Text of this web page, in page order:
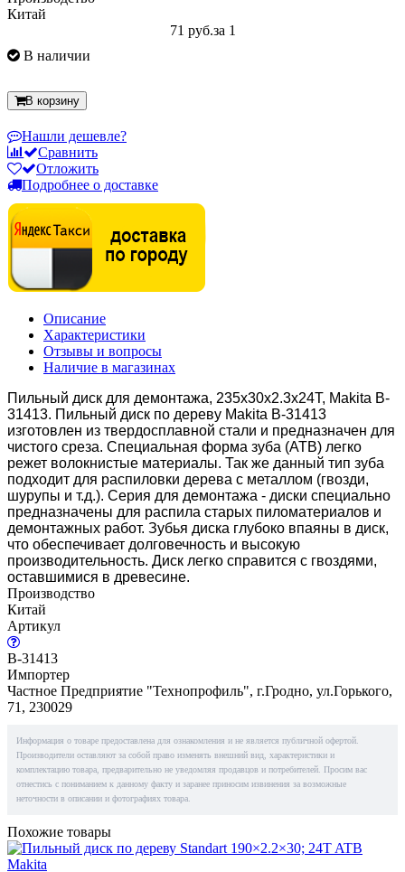
Китай
71 руб.за 1
В наличии
В корзину
Нашли дешевле?
Сравнить
Отложить
Подробнее о доставке
Описание
Характеристики
Отзывы и вопросы
Наличие в магазинах
Пильный диск для демонтажа, 235x30x2.3x24T, Makita B-
31413. Пильный диск по дереву Makita B-31413
изготовлен из твердосплавной стали и предназначен для
чистого среза. Специальная форма зуба (ATB) легко
режет волокнистые материалы. Так же данный тип зуба
подходит для распиловки дерева с металлом (гвозди,
шурупы и т.д.). Серия для демонтажа - диски специально
предназначены для распила старых пиломатериалов и
демонтажных работ. Зубья диска глубоко впаяны в диск,
что обеспечивает долговечность и высокую
производительность. Диск легко справится с гвоздями,
оставшимися в древесине.
Производство
Китай
Артикул
B-31413
Импортер
Частное Предприятие "Технопрофиль", г.Гродно, ул.Горького,
71, 230029
Информация о товаре предоставлена для ознакомления и не является публичной офертой.
Производители оставляют за собой право изменять внешний вид, характеристики и
комплектацию товара, предварительно не уведомляя продавцов и потребителей. Просим вас
отнестись с пониманием к данному факту и заранее приносим извинения за возможные
неточности в описании и фотографиях товара.
Похожие товары